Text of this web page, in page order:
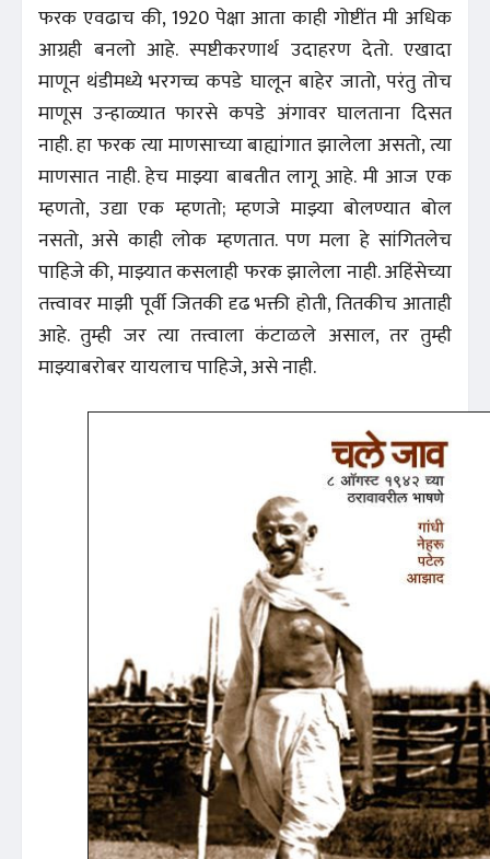
फरक एवढाच की, 1920 पेक्षा आता काही गोष्टींत मी अधिक
आग्रही बनलो आहे. स्पष्टीकरणार्थ उदाहरण देतो. एखादा
माणून थंडीमध्ये भरगच्च कपडे घालून बाहेर जातो, परंतु तोच
माणूस उन्हाळ्यात फारसे कपडे अंगावर घालताना दिसत
नाही. हा फरक त्या माणसाच्या बाह्यांगात झालेला असतो, त्या
माणसात नाही. हेच माझ्या बाबतीत लागू आहे. मी आज एक
म्हणतो, उद्या एक म्हणतो; म्हणजे माझ्या बोलण्यात बोल
नसतो, असे काही लोक म्हणतात. पण मला हे सांगितलेच
पाहिजे की, माझ्यात कसलाही फरक झालेला नाही. अहिंसेच्या
तत्त्वावर माझी पूर्वी जितकी दृढ भक्ती होती, तितकीच आताही
आहे. तुम्ही जर त्या तत्त्वाला कंटाळले असाल, तर तुम्ही
माझ्याबरोबर यायलाच पाहिजे, असे नाही.